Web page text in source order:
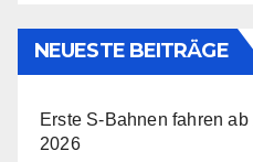
NEUESTE BEITRÄGE
Erste S-Bahnen fahren
2026